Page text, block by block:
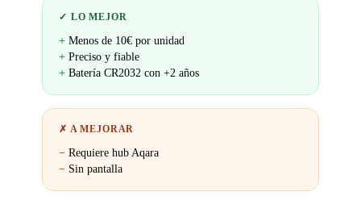
✓ LO MEJOR
Menos de 10€ por unidad
Preciso y fiable
Batería CR2032 con +2 años
✗ A MEJORAR
Requiere hub Aqara
Sin pantalla